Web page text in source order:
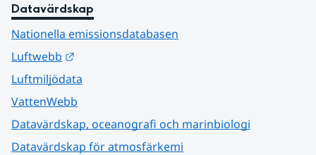
Datavärdskap
Nationella emissionsdatabasen
Luftwebb
Luftmiljödata
VattenWebb
Datavärdskap, oceanografi och marinbiologi
Datavärdskap för atmosfärkemi